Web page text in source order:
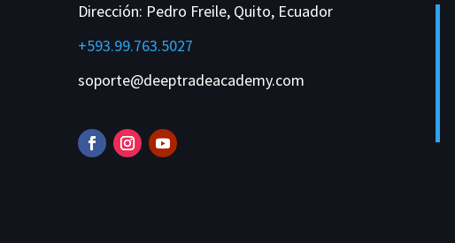
Dirección: Pedro Freile, Quito, Ecuador
+593.99.763.5027
soporte@deeptradeacademy.com